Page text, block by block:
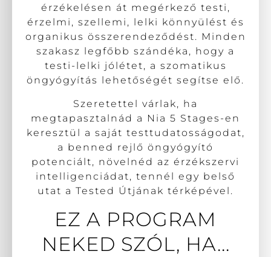
érzékelésen át megérkező testi,
érzelmi, szellemi, lelki könnyülést és
organikus összerendeződést. Minden
szakasz legfőbb szándéka, hogy a
testi-lelki jólétet, a szomatikus
öngyógyítás lehetőségét segítse elő.
Szeretettel várlak, ha
megtapasztalnád a Nia 5 Stages-en
keresztül a saját testtudatosságodat,
a benned rejlő öngyógyító
potenciált, növelnéd az érzékszervi
intelligenciádat, tennél egy belső
utat a Tested Útjának térképével.
EZ A PROGRAM
NEKED SZÓL, HA...